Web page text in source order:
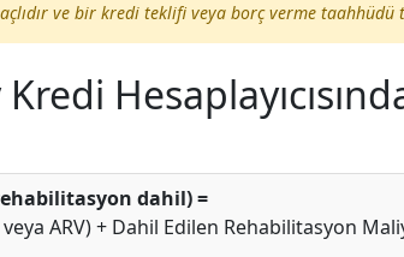
ve bir kredi teklifi veya borç verme taahhüdü
dahil) =
veya ARV) + Dahil Edilen Rehabilitasyon